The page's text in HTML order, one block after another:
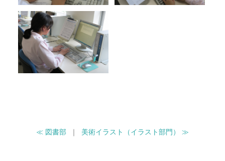
≪ 図書部 ｜ 美術イラスト（イラスト部門） ≫